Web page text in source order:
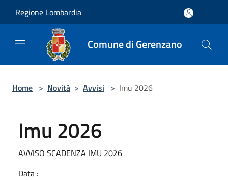
Regione Lombardia
Comune di Gerenzano
Home > Novità > Avvisi > Imu 2026
Imu 2026
AVVISO SCADENZA IMU 2026
Data :